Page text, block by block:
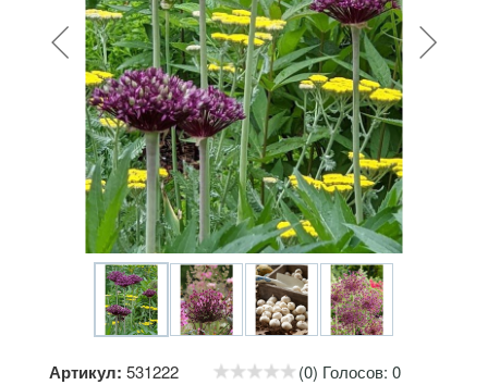
Артикул: 531222 (0) Голосов: 0